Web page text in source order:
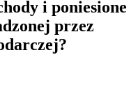
i poniesione
przez